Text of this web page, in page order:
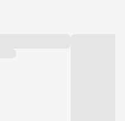
ล่นๆ กลับได้เงินมาตั้ง 6 แสน